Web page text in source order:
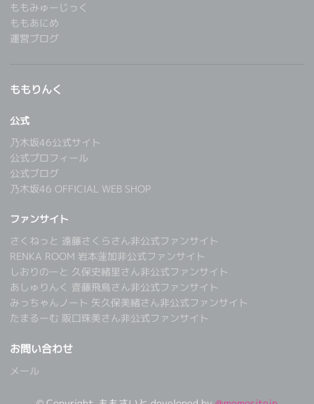
ももみゅーじっく
ももあにめ
運営ブログ
ももりんく
公式
乃木坂46公式サイト
公式プロフィール
公式ブログ
乃木坂46 OFFICIAL WEB SHOP
ファンサイト
さくねっと 遠藤さくらさん非公式ファンサイト
RENKA ROOM 岩本蓮加非公式ファンサイト
しおりのーと 久保史緒里さん非公式ファンサイト
あしゅりんく 齋藤飛鳥さん非公式ファンサイト
みっちゃんノート 矢久保美緒さん非公式ファンサイト
たまるーむ 阪口珠美さん非公式ファンサイト
お問い合わせ
メール